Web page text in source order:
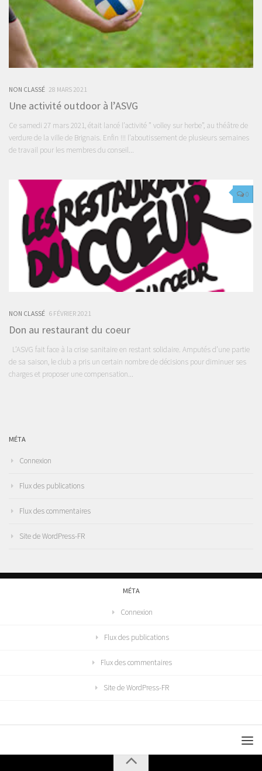
NON CLASSÉ 28 MARS 2021
Une activité outdoor à l’ASVG
Ce samedi 27 mars 2021, était lancé l’activité ” volley sur herbe”, au théâtre de
verdure de la ville de Brignais. Enfin !!! l’aboutissement de plusieurs semaines
de travail pour les membres du conseil...
0
NON CLASSÉ 6 FÉVRIER 2021
Don au restaurant du coeur
L’ASVG fait face à la crise sanitaire en restant solidaire. Amputés d’une partie
de sa saison, le club a pris un certain nombre de décisions pour diminuer ses
charges et proposer une compensation...
MÉTA
Connexion
Flux des publications
Flux des commentaires
Site de WordPress-FR
MÉTA
Connexion
Flux des publications
Flux des commentaires
Site de WordPress-FR